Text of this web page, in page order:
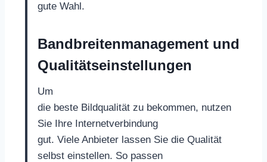
gute Wahl.
Bandbreitenmanagement und
Qualitätseinstellungen
Um
die beste Bildqualität zu bekommen, nutzen
Sie Ihre Internetverbindung
gut. Viele Anbieter lassen Sie die Qualität
selbst einstellen. So passen